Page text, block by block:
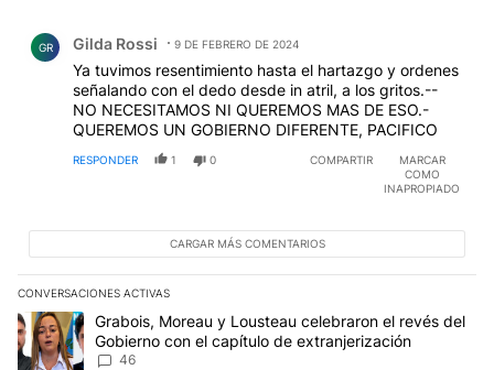
GR Gilda Rossi 9 DE FEBRERO DE 2024
Ya tuvimos resentimiento hasta el hartazgo y ordenes
señalando con el dedo desde in atril, a los gritos.--
NO NECESITAMOS NI QUEREMOS MAS DE ESO.-
QUEREMOS UN GOBIERNO DIFERENTE, PACIFICO
RESPONDER 1 0 COMPARTIR
MARCAR
COMO
INAPROPIADO
CARGAR MÁS COMENTARIOS
CONVERSACIONES ACTIVAS
Este listado muestra los artículos con más comentarios en los
Un artículo de tendencia con el título "Grabois, Moreau y
Grabois, Moreau y Lousteau celebraron el revés del
Gobierno con el capítulo de extranjerización
46